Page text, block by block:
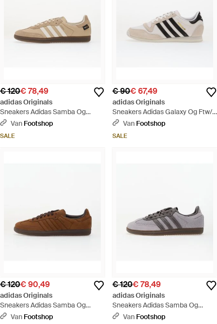
€ 120€ 78,49
adidas Originals
Sneakers Adidas Samba Og
Stokha/ Core/ Trace Khaki Eur -
Van Footshop
SALE
€ 90€ 67,49
adidas Originals
Sneakers Adidas Galaxy Og Ftw/
Core/ Crystal Eur - Naturel
Van Footshop
SALE
€ 120€ 90,49
adidas Originals
Sneakers Adidas Samba Og
Preloved/ Auco/ Gum5 Eur - Bruin
Van Footshop
€ 120€ 78,49
adidas Originals
Sneakers Adidas Samba Og
Glory/ Charcoal/ Gum5 Eur -
Van Footshop